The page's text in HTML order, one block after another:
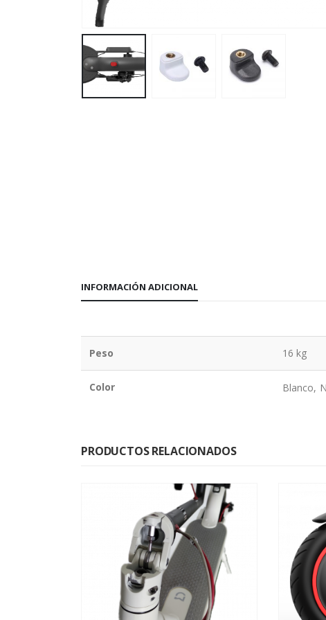
INFORMACIÓN ADICIONAL
Peso 16 kg
Color Blanco,
PRODUCTOS RELACIONADOS